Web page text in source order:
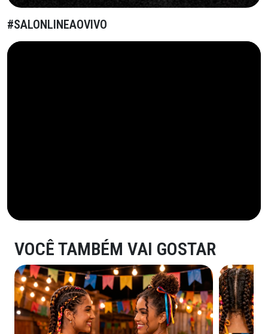
#SALONLINEAOVIVO
VOCÊ TAMBÉM VAI GOSTAR